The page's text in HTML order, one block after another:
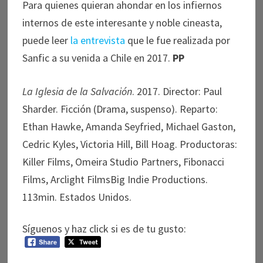
Para quienes quieran ahondar en los infiernos
internos de este interesante y noble cineasta,
puede leer la entrevista que le fue realizada por
Sanfic a su venida a Chile en 2017. PP
La Iglesia de la Salvación. 2017. Director: Paul
Sharder. Ficción (Drama, suspenso). Reparto:
Ethan Hawke, Amanda Seyfried, Michael Gaston,
Cedric Kyles, Victoria Hill, Bill Hoag. Productoras:
Killer Films, Omeira Studio Partners, Fibonacci
Films, Arclight FilmsBig Indie Productions.
113min. Estados Unidos.
Síguenos y haz click si es de tu gusto: